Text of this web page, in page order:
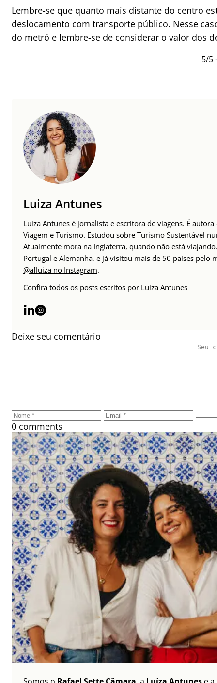
Lembre-se que quanto mais distante do centro
deslocamento com transporte público. Nesse
do metrô e lembre-se de considerar o valor dos
5/5
Luiza Antunes
Luiza Antunes é jornalista e escritora de viagens. É
Viagem e Turismo. Estudou sobre Turismo Sustentável
Atualmente mora na Inglaterra, quando não está
Portugal e Alemanha, e já visitou mais de 50 países pelo
@afluiza no Instagram.
Confira todos os posts escritos por Luiza Antunes
Deixe seu comentário
0 comments